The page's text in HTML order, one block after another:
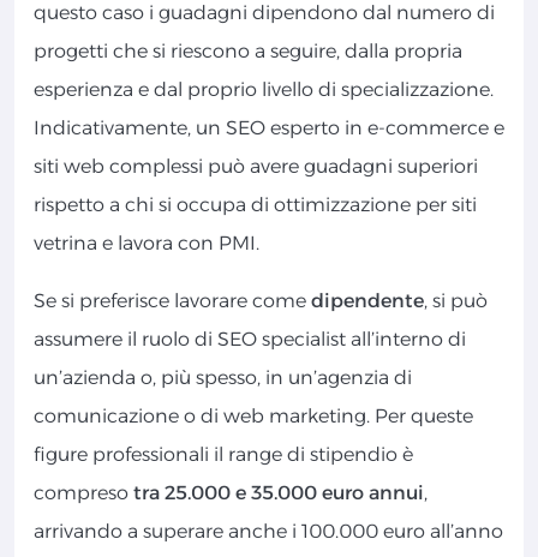
questo caso i guadagni dipendono dal numero di
progetti che si riescono a seguire, dalla propria
esperienza e dal proprio livello di specializzazione.
Indicativamente, un SEO esperto in e-commerce e
siti web complessi può avere guadagni superiori
rispetto a chi si occupa di ottimizzazione per siti
vetrina e lavora con PMI.
Se si preferisce lavorare come dipendente, si può
assumere il ruolo di SEO specialist all’interno di
un’azienda o, più spesso, in un’agenzia di
comunicazione o di web marketing. Per queste
figure professionali il range di stipendio è
compreso tra 25.000 e 35.000 euro annui,
arrivando a superare anche i 100.000 euro all’anno